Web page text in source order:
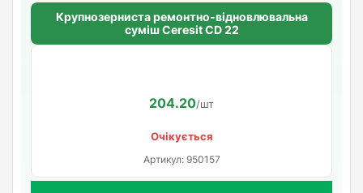
Крупнозерниста ремонтно-відновлювальна
суміш Ceresit CD 22
204.20/шт
Очікується
Артикул: 950157